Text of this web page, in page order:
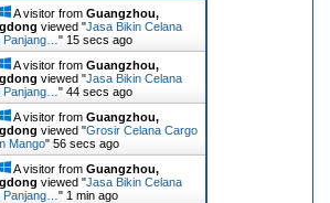
A visitor from Guangzhou,
viewed "Jasa Bikin Celana
" 16 secs ago
A visitor from Guangzhou,
viewed "Jasa Bikin Celana
" 45 secs ago
A visitor from Guangzhou,
viewed "Grosir Celana Cargo
Mango" 57 secs ago
A visitor from Guangzhou,
viewed "Jasa Bikin Celana
" 1 min ago